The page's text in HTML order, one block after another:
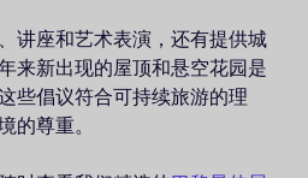
讲座和艺术表演，还有提供城
来新出现的屋顶和悬空花园是
些倡议符合可持续旅游的理
的尊重。